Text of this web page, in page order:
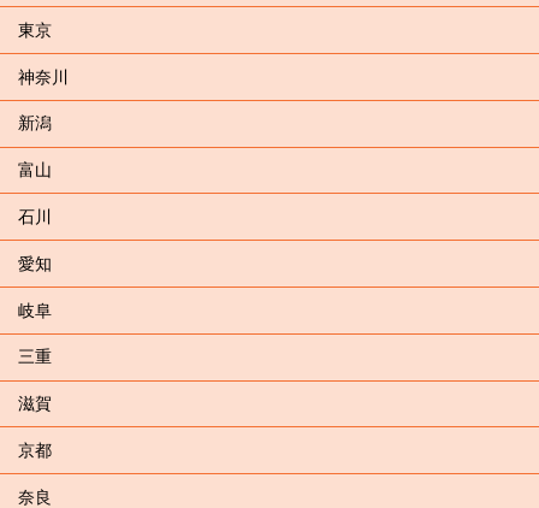
東京
神奈川
新潟
富山
石川
愛知
岐阜
三重
滋賀
京都
奈良